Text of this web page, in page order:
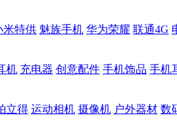
米特供 魅族手机 华为荣耀 联通4G
机 充电器 创意配件 手机饰品 手机
立得 运动相机 摄像机 户外器材 数